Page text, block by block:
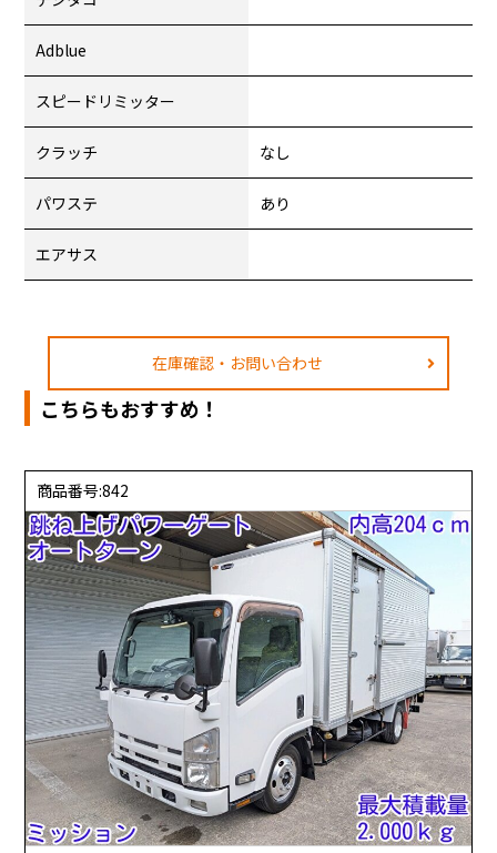
Adblue
スピードリミッター
クラッチ なし
パワステ あり
エアサス
在庫確認・お問い合わせ
こちらもおすすめ！
商品番号:842